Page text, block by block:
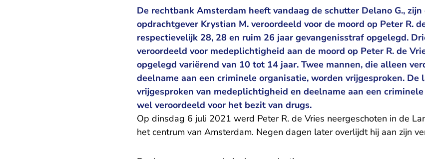
De rechtbank Amsterdam heeft vandaag de schutter Delano G.,
opdrachtgever Krystian M. veroordeeld voor de moord op Peter R.
respectievelijk 28, 28 en ruim 26 jaar gevangenisstraf opgelegd.
veroordeeld voor medeplichtigheid aan de moord op Peter R. de
opgelegd variërend van 10 tot 14 jaar. Twee mannen, die alleen
deelname aan een criminele organisatie, worden vrijgesproken.
vrijgesproken van medeplichtigheid en deelname aan een
wel veroordeeld voor het bezit van drugs.
Op dinsdag 6 juli 2021 werd Peter R. de Vries neergeschoten in de
het centrum van Amsterdam. Negen dagen later overlijdt hij aan zijn